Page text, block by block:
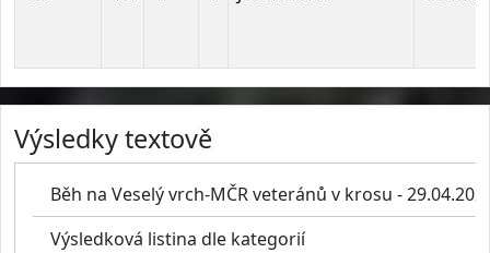
Výsledky textově
Běh na Veselý vrch-MČR veteránů v krosu -
Výsledková listina dle kategorií